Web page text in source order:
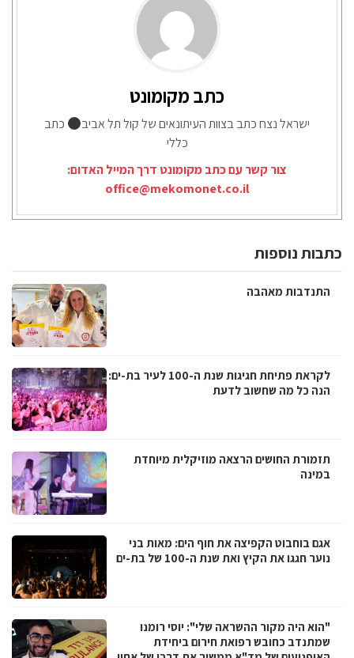
כתב מקומונט
ישראל נצח כתב בצוות העיתונאים של קול תל אביב
כתב
כללי
צור קשר עם כתב מקומונט דרך המייל האדום:
office@mekomonet.co.il
כתבות נוספות
התנדבות מאהבה
לקראת פתיחת חגיגות שנת ה-100 לעיר בת-ים:
הנה כל מה שחשוב לדעת
תזמורת החושים הרצאה מוזיקלית מיוחדת
במינה
אגם בוחבוט הקפיצה את חוף הים: מאות בני
נוער חגגו את הקיץ ואת שנת ה-100 של בת-ים
"הוא היה מקור ההשראה שלי": יוסי רומנו
שמתנדב כחובש רפואת חירום ביחידת